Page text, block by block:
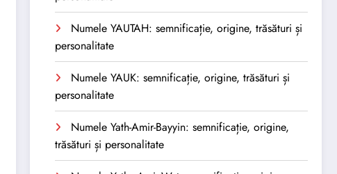
Numele YAUTAH: semnificație, origine, trăsături și
personalitate
Numele YAUK: semnificație, origine, trăsături și
personalitate
Numele Yath-Amir-Bayyin: semnificație, origine,
trăsături și personalitate